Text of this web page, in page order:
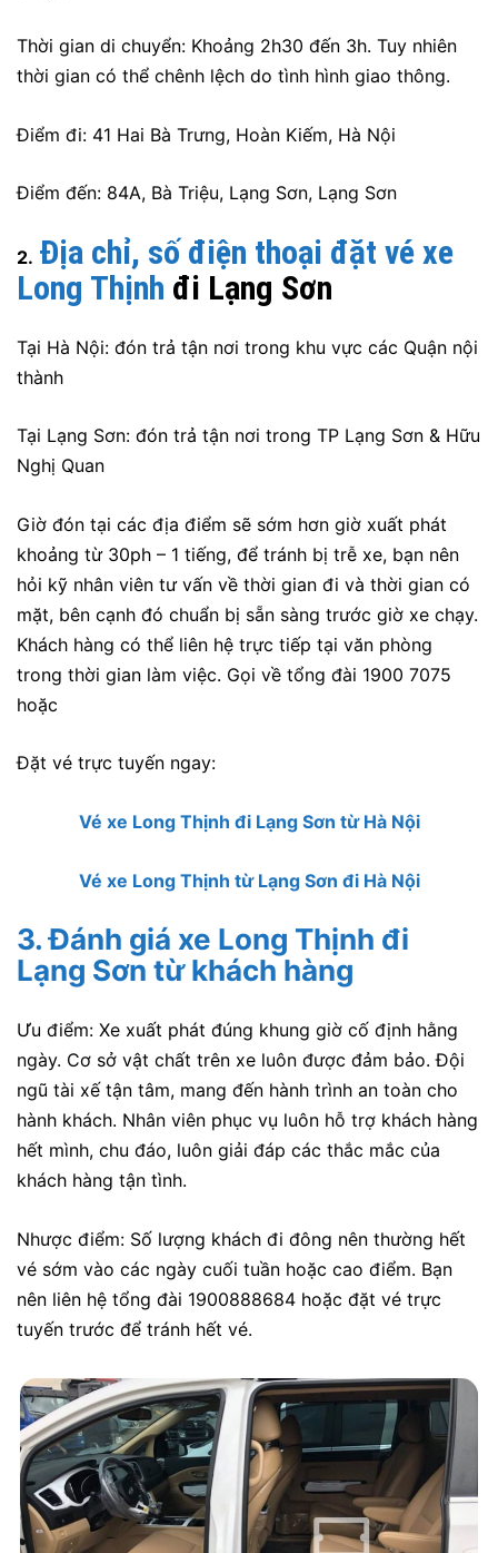
Thời gian di chuyển: Khoảng 2h30 đến 3h. Tuy nhiên
thời gian có thể chênh lệch do tình hình giao thông.
Điểm đi: 41 Hai Bà Trưng, Hoàn Kiếm, Hà Nội
Điểm đến: 84A, Bà Triệu, Lạng Sơn, Lạng Sơn
2. Địa chỉ, số điện thoại đặt vé xe
Long Thịnh đi Lạng Sơn
Tại Hà Nội: đón trả tận nơi trong khu vực các Quận nội
thành
Tại Lạng Sơn: đón trả tận nơi trong TP Lạng Sơn & Hữu
Nghị Quan
Giờ đón tại các địa điểm sẽ sớm hơn giờ xuất phát
khoảng từ 30ph – 1 tiếng, để tránh bị trễ xe, bạn nên
hỏi kỹ nhân viên tư vấn về thời gian đi và thời gian có
mặt, bên cạnh đó chuẩn bị sẵn sàng trước giờ xe chạy.
Khách hàng có thể liên hệ trực tiếp tại văn phòng
trong thời gian làm việc. Gọi về tổng đài 1900 7075
hoặc
Đặt vé trực tuyến ngay:
Vé xe Long Thịnh đi Lạng Sơn từ Hà Nội
Vé xe Long Thịnh từ Lạng Sơn đi Hà Nội
3.Đánh giá xe Long Thịnh đi
Lạng Sơn từ khách hàng
Ưu điểm: Xe xuất phát đúng khung giờ cố định hằng
ngày. Cơ sở vật chất trên xe luôn được đảm bảo. Đội
ngũ tài xế tận tâm, mang đến hành trình an toàn cho
hành khách. Nhân viên phục vụ luôn hỗ trợ khách hàng
hết mình, chu đáo, luôn giải đáp các thắc mắc của
khách hàng tận tình.
Nhược điểm: Số lượng khách đi đông nên thường hết
vé sớm vào các ngày cuối tuần hoặc cao điểm. Bạn
nên liên hệ tổng đài 1900888684 hoặc đặt vé trực
tuyến trước để tránh hết vé.